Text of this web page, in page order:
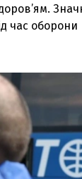
час оборони